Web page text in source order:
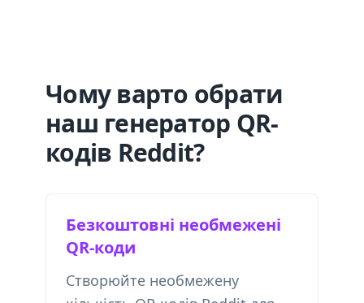
Чому варто обрати
наш генератор QR-
кодів Reddit?
Безкоштовні необмежені
QR-коди
Створюйте необмежену